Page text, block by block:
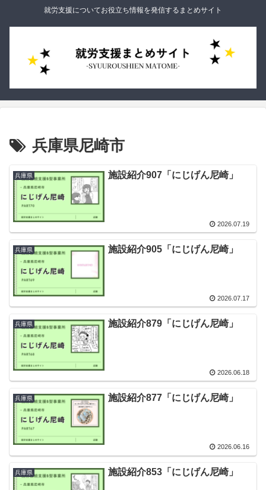
就労支援についてお役立ち情報を発信するまとめサイト
兵庫県尼崎市
兵庫県 施設紹介907「にじげん尼崎」
2026.07.19
兵庫県 施設紹介905「にじげん尼崎」
2026.07.17
兵庫県 施設紹介879「にじげん尼崎」
2026.06.18
兵庫県 施設紹介877「にじげん尼崎」
2026.06.16
兵庫県 施設紹介853「にじげん尼崎」